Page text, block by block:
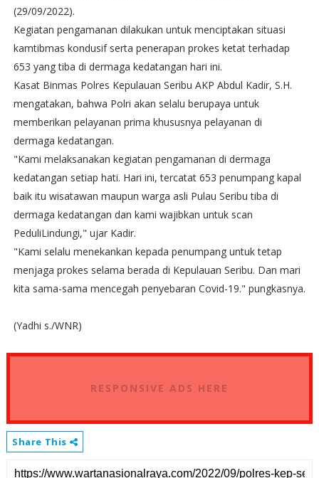
(29/09/2022).
Kegiatan pengamanan dilakukan untuk menciptakan situasi
kamtibmas kondusif serta penerapan prokes ketat terhadap
653 yang tiba di dermaga kedatangan hari ini.
Kasat Binmas Polres Kepulauan Seribu AKP Abdul Kadir, S.H.
mengatakan, bahwa Polri akan selalu berupaya untuk
memberikan pelayanan prima khususnya pelayanan di
dermaga kedatangan.
"Kami melaksanakan kegiatan pengamanan di dermaga
kedatangan setiap hati. Hari ini, tercatat 653 penumpang kapal
baik itu wisatawan maupun warga asli Pulau Seribu tiba di
dermaga kedatangan dan kami wajibkan untuk scan
PeduliLindungi," ujar Kadir.
"Kami selalu menekankan kepada penumpang untuk tetap
menjaga prokes selama berada di Kepulauan Seribu. Dan mari
kita sama-sama mencegah penyebaran Covid-19." pungkasnya.
(Yadhi s./WNR)
RESPONSIVE ADS HERE
Share This